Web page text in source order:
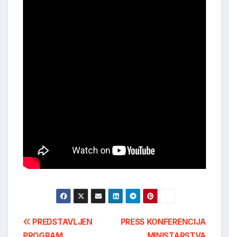
Post
PRESS KONFERENCIJA
PREDSTAVLJEN